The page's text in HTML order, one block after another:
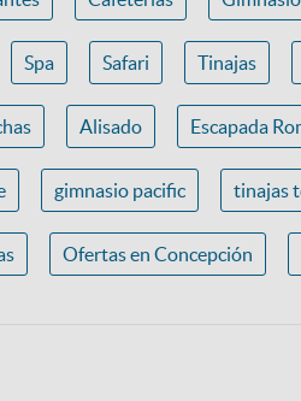
Spa Safari Tinajas
Alisado Escapada
gimnasio pacific tinajas
Ofertas en Concepción